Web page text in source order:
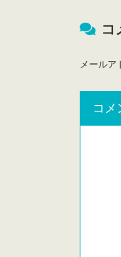
コ
メールア
コメ